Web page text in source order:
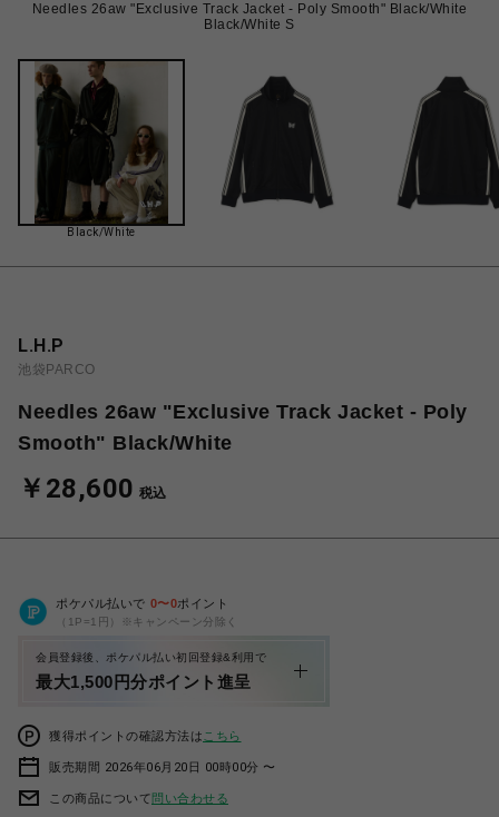
Needles 26aw "Exclusive Track Jacket - Poly Smooth" Black/White
Black/White S
Black/White
L.H.P
池袋PARCO
Needles 26aw "Exclusive Track Jacket - Poly
Smooth" Black/White
￥28,600 税込
ポケパル払いで 0〜0ポイント
（1P=1円）※キャンペーン分除く
会員登録後、ポケパル払い初回登録&利用で
最大1,500円分ポイント進呈
獲得ポイントの確認方法は こちら
販売期間 2026年06月20日 00時00分 〜
この商品について問い合わせる